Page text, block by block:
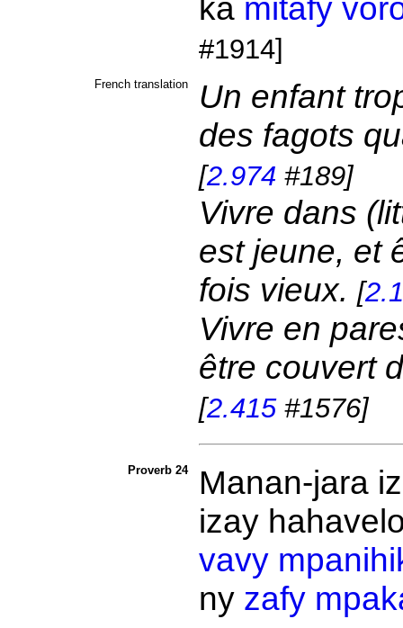
ka mitafy
#1914]
French translation
Un enfant
des fagots
[2.974 #189]
Vivre dans
est jeune, et
fois vieux. [
Vivre en
être couvert
[2.415#1576]
Proverb 24
Manan-jara
izay
vavy
ny zafy